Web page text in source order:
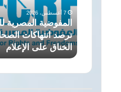
انتهاكات
الصحافة
وتوثق
تضييق
الخناق
على
7 أغسطس، 2026
المفوضية المصرية
ترصد انتهاكات
الخناق على الإعلام